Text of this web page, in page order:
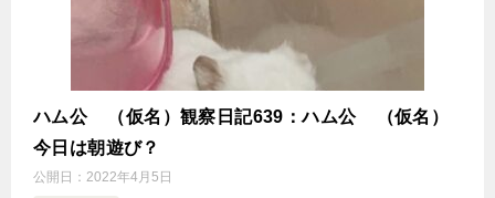
ハム公 （仮名）観察日記639：ハム公
（仮名）
今日は朝遊び？
公開日： 2022年4月5日